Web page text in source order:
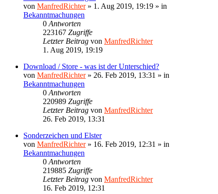
von ManfredRichter» 1. Aug 2019, 19:19 » in
Bekanntmachungen
0 Antworten
223167 Zugriffe
Letzter Beitrag von ManfredRichter
1. Aug 2019, 19:19
Download / Store - was ist der Unterschied?
von ManfredRichter» 26. Feb 2019, 13:31 » in
Bekanntmachungen
0 Antworten
220989 Zugriffe
Letzter Beitrag von ManfredRichter
26. Feb 2019, 13:31
Sonderzeichen und Elster
von ManfredRichter» 16. Feb 2019, 12:31 » in
Bekanntmachungen
0 Antworten
219885 Zugriffe
Letzter Beitrag von ManfredRichter
16. Feb 2019, 12:31